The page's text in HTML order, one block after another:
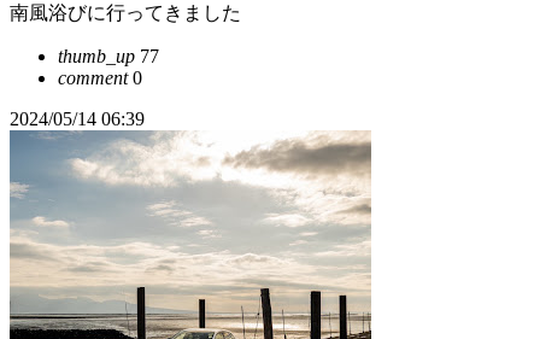
南風浴びに行ってきました
thumb_up 77
comment0
2024/05/14 06:39